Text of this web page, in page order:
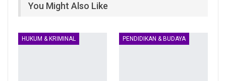
You Might Also Like
HUKUM & KRIMINAL PENDIDIKAN & BUDAYA